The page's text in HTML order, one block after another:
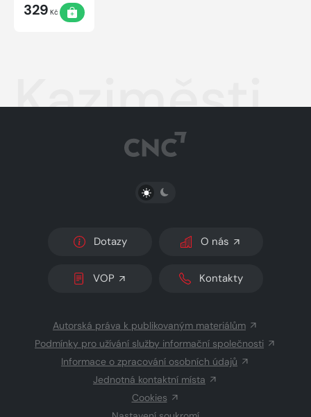
329 Kč
Kaziměsti
PŘEPNOUT SVĚTLÝ/TMAVÝ REŽIM
Dotazy O nás
VOP Kontakty
Autorská práva k publikovaným materiálům
Podmínky pro užívání služby informační společnosti
Informace o zpracování osobních údajů
Jednotná kontaktní místa
Cookies